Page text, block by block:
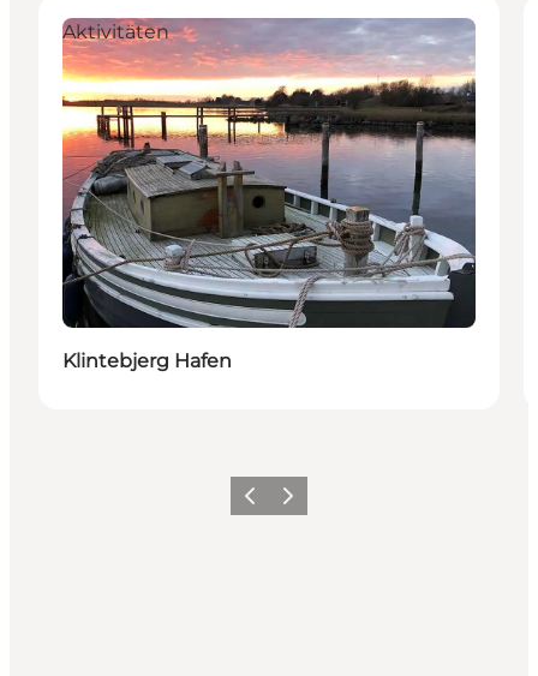
Aktivitäten
Klintebjerg Hafen
Vorherige Folie
Nächste Folie